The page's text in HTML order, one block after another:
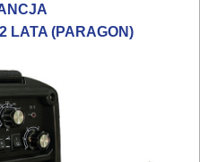
LATA (PARAGON)